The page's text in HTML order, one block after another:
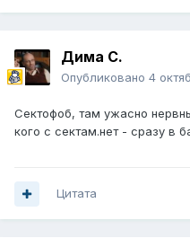
Дима С.
Опубликовано 4
Сектофоб, там ужасно
кого с сектам.нет - сразу в
Цитата